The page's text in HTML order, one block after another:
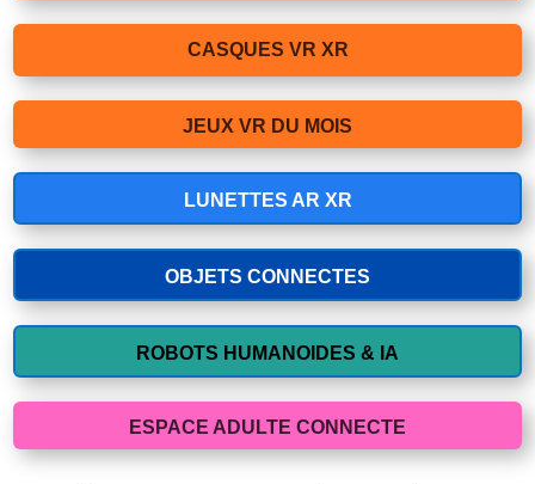
CASQUES VR XR
JEUX VR DU MOIS
LUNETTES AR XR
OBJETS CONNECTES
ROBOTS HUMANOIDES & IA
ESPACE ADULTE CONNECTE